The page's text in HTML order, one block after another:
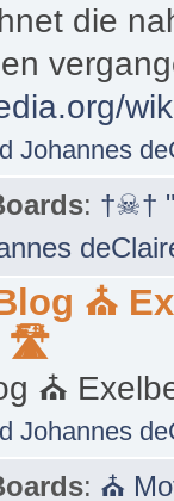
die
Johannes
: †☠†
⛪
🛣
⛪
Johannes
: ⛪